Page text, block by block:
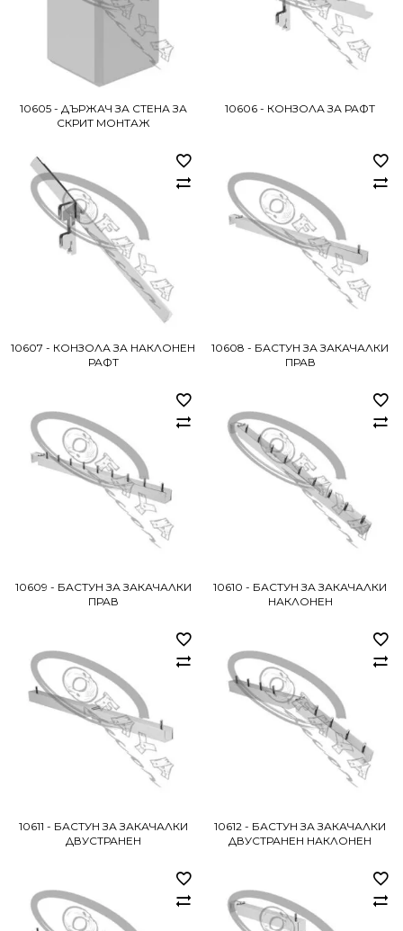
10605 - ДЪРЖАЧ ЗА СТЕНА ЗА
СКРИТ МОНТАЖ
10606 - КОНЗОЛА ЗА РАФТ
10607 - КОНЗОЛА ЗА НАКЛОНЕН
РАФТ
10608 - БАСТУН ЗА ЗАКАЧАЛКИ
ПРАВ
10609 - БАСТУН ЗА ЗАКАЧАЛКИ
ПРАВ
10610 - БАСТУН ЗА ЗАКАЧАЛКИ
НАКЛОНЕН
10611 - БАСТУН ЗА ЗАКАЧАЛКИ
ДВУСТРАНЕН
10612 - БАСТУН ЗА ЗАКАЧАЛКИ
ДВУСТРАНЕН НАКЛОНЕН